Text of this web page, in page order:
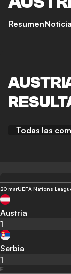
Resumen
Todas las
20 marUEFA Nations
Austria
1
Serbia
1
F